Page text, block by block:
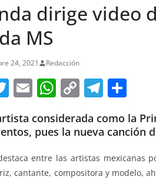
dirige video
MS
24, 2021 Redacción
T
itt
er
E
ai
l
W
at
s
A
C
p
y
Li
T
e
gr
a
ar
e
considerada como la
pues la nueva canción
entre las artistas mexicanas
cantante, compositora y modelo,